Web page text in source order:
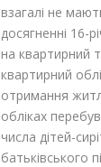
взагалі не
досягненні 16-
на квартирний
квартирний
отримання
обліках
числа дітей-
батьківського